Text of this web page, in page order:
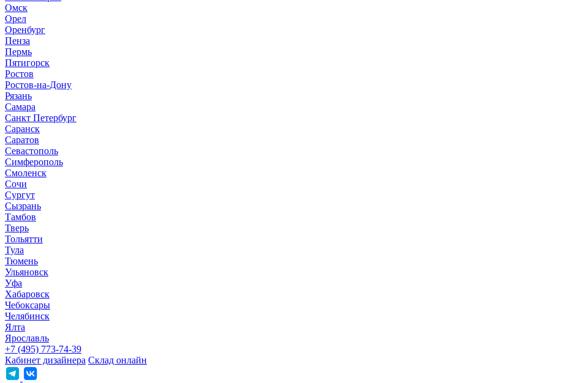
Омск
Орел
Оренбург
Пенза
Пермь
Пятигорск
Ростов
Ростов-на-Дону
Рязань
Самара
Санкт Петербург
Саранск
Саратов
Севастополь
Симферополь
Смоленск
Сочи
Сургут
Сызрань
Тамбов
Тверь
Тольятти
Тула
Тюмень
Ульяновск
Уфа
Хабаровск
Чебоксары
Челябинск
Ялта
Ярославль
+7 (495) 773-74-39
Кабинет дизайнера Склад онлайн